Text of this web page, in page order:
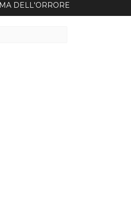
DELL'ORRORE